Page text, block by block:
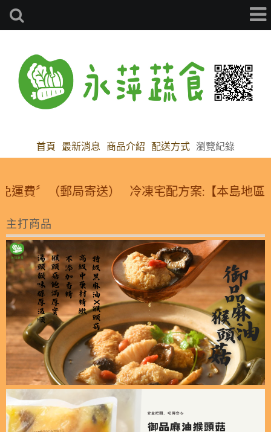
首頁 最新消息 商品介紹 配送方式 瀏覽紀錄
費〞（郵局寄送） 冷凍宅配方案:【本島地區
主打商品